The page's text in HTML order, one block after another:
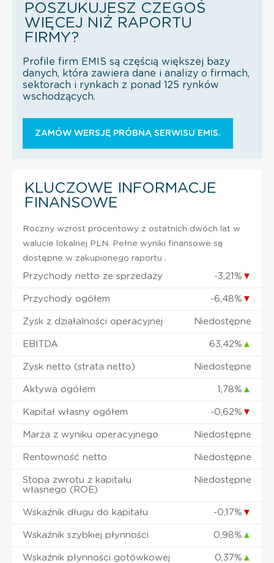
POSZUKUJESZ CZEGOŚ
WIĘCEJ NIŻ RAPORTU
FIRMY?
Profile firm EMIS są częścią większej bazy
danych, która zawiera dane i analizy o firmach,
sektorach i rynkach z ponad 125 rynków
wschodzących.
ZAMÓW WERSJĘ PRÓBNĄ SERWISU EMIS.
KLUCZOWE INFORMACJE
FINANSOWE
Roczny wzrost procentowy z ostatnich dwóch lat w
walucie lokalnej PLN. Pełne wyniki finansowe są
dostępne w zakupionego raportu .
Przychody netto ze sprzedaży -3,21% ▼
Przychody ogółem -6,48% ▼
Zysk z działalności operacyjnej Niedostępne
EBITDA 63,42% ▲
Zysk netto (strata netto) Niedostępne
Aktywa ogółem 1,78% ▲
Kapitał własny ogółem -0,62% ▼
Marża z wyniku operacyjnego Niedostępne
Rentowność netto Niedostępne
Stopa zwrotu z kapitału
własnego (ROE)
Niedostępne
Wskaźnik długu do kapitału -0,17% ▼
Wskaźnik szybkiej płynności 0,98% ▲
Wskaźnik płynności gotówkowej 0,37% ▲